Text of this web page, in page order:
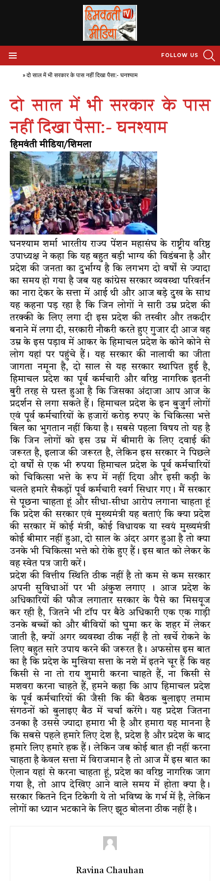
FOLLOW US
» दो साल में भी सरकार के पास नहीं दिखा पैसा:- घनश्याम
दो साल में भी सरकार के पास
नहीं दिखा पैसा:- घनश्याम
हिमवंती मीडिया/शिमला
घनश्याम शर्मा भारतीय राज्य पेंशन महासंघ के राष्ट्रीय वरिष्ठ
उपाध्यक्ष ने कहा कि यह बहुत बड़ी भाग्य की विडंबना है और
प्रदेश की जनता का दुर्भाग्य है कि लगभग दो वर्षों से ज्यादा
का समय हो गया है जब यह कांग्रेस सरकार व्यवस्था परिवर्तन
का नारा देकर के सत्ता में आई थी और आज बड़े दुख के साथ
यह कहना पड़ रहा है कि जिन लोगों ने सारी उम्र प्रदेश की
तरक्की के लिए लगा दी इस प्रदेश की तस्वीर और तकदीर
बनाने में लगा दी, सरकारी नौकरी करते हुए गुजार दी आज वह
उम्र के इस पड़ाव में आकर के हिमाचल प्रदेश के कोने कोने से
लोग यहां पर पहुंचे हैं। यह सरकार की नालायी का जीता
जागता नमूना है, दो साल से यह सरकार स्थापित हुई है,
हिमाचल प्रदेश का पूर्व कर्मचारी और वरिष्ठ नागरिक इतनी
बुरी तरह से ग्रस्त हुआ है कि जिसका अंदाजा आप आज के
प्रदर्शन से लगा सकते हैं। हिमाचल प्रदेश के इन बुजुर्ग लोगों
एवं पूर्व कर्मचारियों के हजारों करोड़ रुपए के चिकित्सा भत्ते
बिल का भुगतान नहीं किया है। सबसे पहला विषय तो यह है
कि जिन लोगों को इस उम्र में बीमारी के लिए दवाई की
जरूरत है, इलाज की जरूरत है, लेकिन इस सरकार ने पिछले
दो वर्षों से एक भी रुपया हिमाचल प्रदेश के पूर्व कर्मचारियों
को चिकित्सा भत्ते के रूप में नहीं दिया और इसी कड़ी के
चलते हमारे सैकड़ों पूर्व कर्मचारी स्वर्ग सिधार गए। मैं सरकार
से पूछना चाहता हूं और सीधा-सीधा आरोप लगाना चाहता हूं
कि प्रदेश की सरकार एवं मुख्यमंत्री यह बताएं कि क्या प्रदेश
की सरकार में कोई मंत्री, कोई विधायक या स्वयं मुख्यमंत्री
कोई बीमार नहीं हुआ, दो साल के अंदर अगर हुआ है तो क्या
उनके भी चिकित्सा भत्ते को रोके हुए हैं। इस बात को लेकर के
वह स्वेत पत्र जारी करें।
प्रदेश की वित्तीय स्थिति ठीक नहीं है तो कम से कम सरकार
अपनी सुविधाओं पर भी अंकुश लगाए । आज प्रदेश के
अधिकारियों की फौज लगातार सरकार के पैसे का मिसयूज
कर रही है, जितने भी टॉप पर बैठे अधिकारी एक एक गाड़ी
उनके बच्चों को और बीवियों को घुमा कर के शहर में लेकर
जाती है, क्यों अगर व्यवस्था ठीक नहीं है तो खर्चे रोकने के
लिए बहुत सारे उपाय करने की जरूरत है। अफसोस इस बात
का है कि प्रदेश के मुखिया सत्ता के नशे में इतने चूर हैं कि वह
किसी से ना तो राय शुमारी करना चाहते हैं, ना किसी से
मशवरा करना चाहते हैं, हमने कहा कि आप हिमाचल प्रदेश
के पूर्व कर्मचारियों की जैसी कि की बैठक बुलाइए तमाम
संगठनों को बुलाइए बैठ में चर्चा करेंगे। यह प्रदेश जितना
उनका है उससे ज्यादा हमारा भी है और हमारा यह मानना है
कि सबसे पहले हमारे लिए देश है, प्रदेश है और प्रदेश के बाद
हमारे लिए हमारे हक हैं। लेकिन जब कोई बात ही नहीं करना
चाहता है केवल सत्ता में विराजमान है तो आज मैं इस बात का
ऐलान यहां से करना चाहता हूं, प्रदेश का वरिष्ठ नागरिक जाग
गया है, तो आप देखिए आने वाले समय में होता क्या है।
सरकार कितने दिन टिकेगी ये तो भविष्य के गर्भ में है, लेकिन
लोगों का ध्यान भटकाने के लिए झूठ बोलना ठीक नहीं है।
Ravina Chauhan